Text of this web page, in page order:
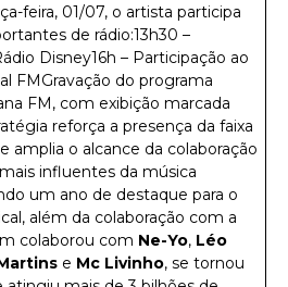
feira, 01/07, o artista participa
de rádio:13h30 –
Disney16h – Participação ao
FMGravação do programa
FM, com exibição marcada
reforça a presença da faixa
amplia o alcance da colaboração
influentes da música
um ano de destaque para o
além da colaboração com a
colaborou com Ne-Yo, Léo
e Mc Livinho, se tornou